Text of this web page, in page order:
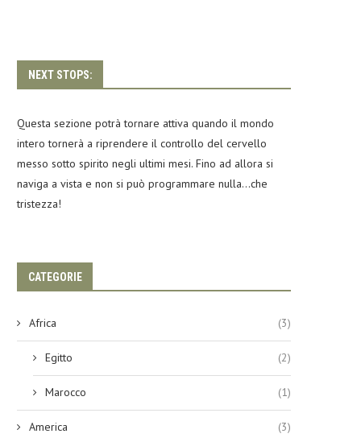
NEXT STOPS:
Questa sezione potrà tornare attiva quando il mondo
intero tornerà a riprendere il controllo del cervello
messo sotto spirito negli ultimi mesi. Fino ad allora si
naviga a vista e non si può programmare nulla…che
tristezza!
CATEGORIE
Africa (3)
Egitto (2)
Marocco (1)
America (3)